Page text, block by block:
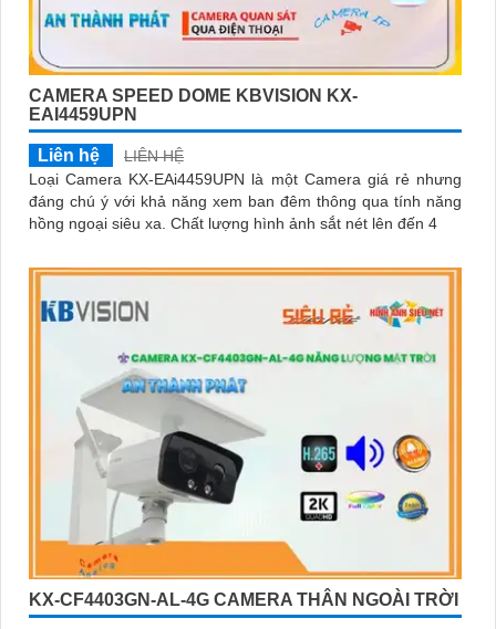
CAMERA SPEED DOME KBVISION KX-
EAI4459UPN
Liên hệ
LIÊN HỆ
Loại Camera KX-EAi4459UPN là một Camera giá rẻ nhưng
đáng chú ý với khả năng xem ban đêm thông qua tính năng
hồng ngoại siêu xa. Chất lượng hình ảnh sắt nét lên đến 4
KX-CF4403GN-AL-4G CAMERA THÂN NGOÀI TRỜI